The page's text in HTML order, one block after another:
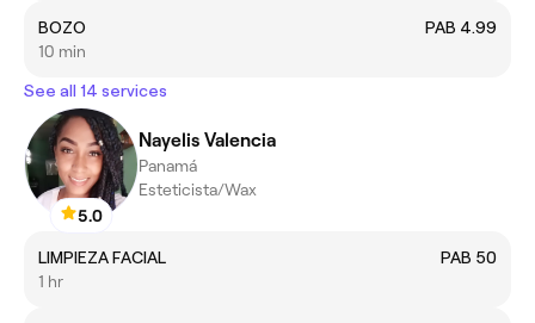
BOZO
PAB 4.99
10 min
See all 14 services
5.0
Nayelis Valencia
Panamá
Esteticista/Wax
LIMPIEZA FACIAL
PAB 50
1 hr